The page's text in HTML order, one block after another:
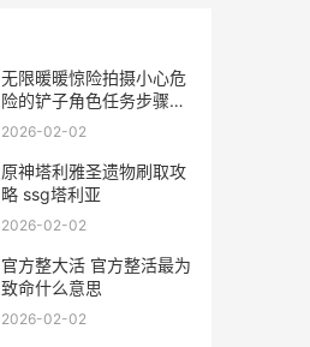
无限暖暖惊险拍摄小心危
险的铲子角色任务步骤攻
略 无限暖暖惊险拍摄巨石
2026-02-02
原神塔利雅圣遗物刷取攻
略 ssg塔利亚
2026-02-02
官方整大活 官方整活最为
致命什么意思
2026-02-02